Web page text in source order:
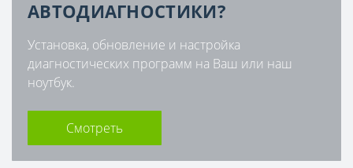
АВТОДИАГНОСТИКИ?
Установка, обновление и настройка
диагностических программ на Ваш или наш
ноутбук.
Смотреть